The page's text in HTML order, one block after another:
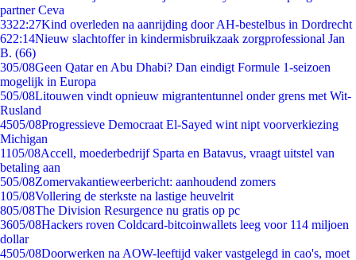
partner Ceva
3322:27Kind overleden na aanrijding door AH-bestelbus in Dordrecht
622:14Nieuw slachtoffer in kindermisbruikzaak zorgprofessional Jan
B. (66)
305/08Geen Qatar en Abu Dhabi? Dan eindigt Formule 1-seizoen
mogelijk in Europa
505/08Litouwen vindt opnieuw migrantentunnel onder grens met Wit-
Rusland
4505/08Progressieve Democraat El-Sayed wint nipt voorverkiezing
Michigan
1105/08Accell, moederbedrijf Sparta en Batavus, vraagt uitstel van
betaling aan
505/08Zomervakantieweerbericht: aanhoudend zomers
105/08Vollering de sterkste na lastige heuvelrit
805/08The Division Resurgence nu gratis op pc
3605/08Hackers roven Coldcard-bitcoinwallets leeg voor 114 miljoen
dollar
4505/08Doorwerken na AOW-leeftijd vaker vastgelegd in cao's, moet